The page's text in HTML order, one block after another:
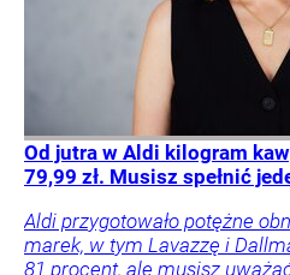
Od jutra w Aldi kilogram
79,99 zł. Musisz spełnić
Aldi przygotowało potężne
marek, w tym Lavazzę i
81 procent, ale musisz